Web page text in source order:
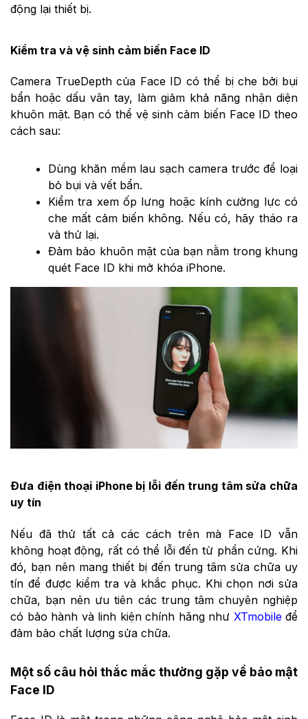
động lại thiết bị.
Kiểm tra và vệ sinh cảm biến Face ID
Camera TrueDepth của Face ID có thể bị che bởi bụi
bẩn hoặc dấu vân tay, làm giảm khả năng nhận diện
khuôn mặt. Bạn có thể vệ sinh cảm biến Face ID theo
cách sau:
Dùng khăn mềm lau sạch camera trước để loại
bỏ bụi và vết bẩn.
Kiểm tra xem ốp lưng hoặc kính cường lực có
che mất cảm biến không. Nếu có, hãy tháo ra
và thử lại.
Đảm bảo khuôn mặt của bạn nằm trong khung
quét Face ID khi mở khóa iPhone.
Đưa điện thoại iPhone bị lỗi đến trung tâm sửa chữa
uy tín
Nếu đã thử tất cả các cách trên mà Face ID vẫn
không hoạt động, rất có thể lỗi đến từ phần cứng. Khi
đó, bạn nên mang thiết bị đến trung tâm sửa chữa uy
tín để được kiểm tra và khắc phục. Khi chọn nơi sửa
chữa, bạn nên ưu tiên các trung tâm chuyên nghiệp
có bảo hành và linh kiện chính hãng như XTmobileđể
đảm bảo chất lượng sửa chữa.
Một số câu hỏi thắc mắc thường gặp về bảo mật
Face ID